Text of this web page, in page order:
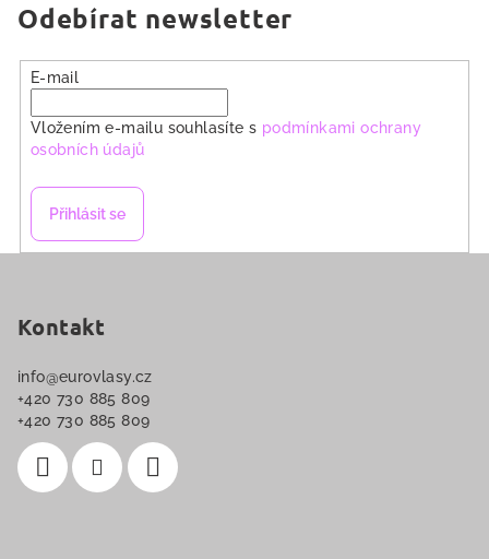
Odebírat newsletter
E-mail
Vložením e-mailu souhlasíte s podmínkami ochrany
osobních údajů
Přihlásit se
Kontakt
info@eurovlasy.cz
+420 730 885 809
+420 730 885 809